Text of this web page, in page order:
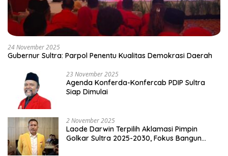
24 November 2025
Gubernur Sultra: Parpol Penentu Kualitas Demokrasi Daerah
23 November 2025
Agenda Konferda-Konfercab PDIP Sultra
Siap Dimulai
2 November 2025
Laode Darwin Terpilih Aklamasi Pimpin
Golkar Sultra 2025-2030, Fokus Bangun